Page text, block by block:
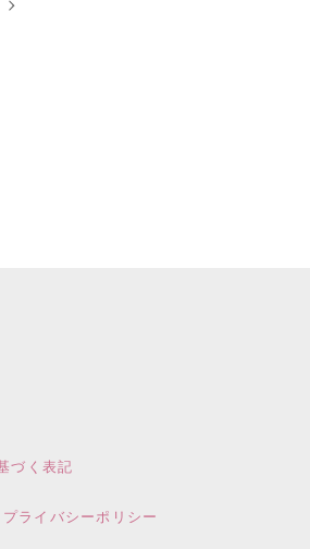
づく表記
プライバシーポリシー